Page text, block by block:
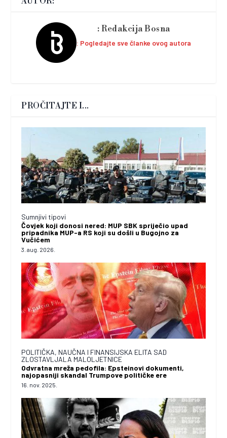
Redakcija Bosna
Pogledajte sve članke ovog autora
PROČITAJTE I...
Sumnjivi tipovi
Čovjek koji donosi nered: MUP SBK spriječio upad
pripadnika MUP-a RS koji su došli u Bugojno za
Vučićem
3. aug. 2026.
POLITIČKA, NAUČNA I FINANSIJSKA ELITA SAD
ZLOSTAVLJALA MALOLJETNICE
Odvratna mreža pedofila: Epsteinovi dokumenti,
najopasniji skandal Trumpove političke ere
16. nov. 2025.